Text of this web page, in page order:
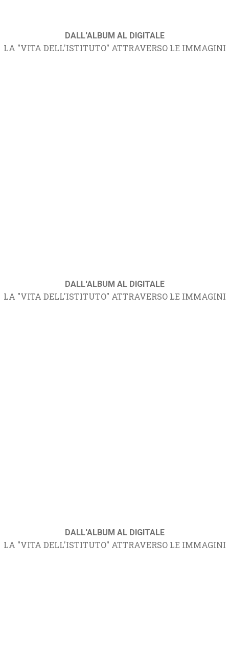
DALL'ALBUM AL DIGITALE
LA "VITA DELL'ISTITUTO" ATTRAVERSO LE IMMAGINI
DALL'ALBUM AL DIGITALE
LA "VITA DELL'ISTITUTO" ATTRAVERSO LE IMMAGINI
DALL'ALBUM AL DIGITALE
LA "VITA DELL'ISTITUTO" ATTRAVERSO LE IMMAGINI